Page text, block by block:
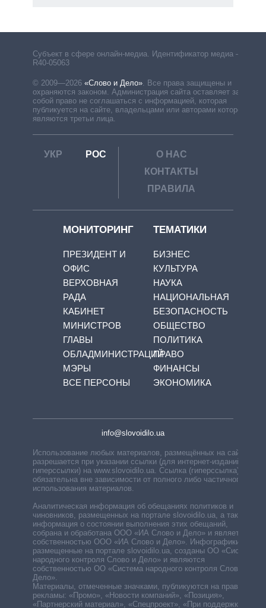
Субъект в сфере онлайн-медиа. Идентификатор медиа –
R40-05063
© 2009—2026 «Слово и Дело». Все права защищены и
охраняются законом. Администрация сайта оставляет за
собой право не соглашаться с информацией, которая
публикуется на сайте, владельцами или авторами которой
являются третьи лица.
УКР РОС
О НАС
КОНТАКТЫ
ПРАВИЛА
МОНИТОРИНГ
ПРЕЗИДЕНТ И
ОФИС
ВЕРХОВНАЯ
РАДА
КАБИНЕТ
МИНИСТРОВ
ГЛАВЫ
ОБЛАДМИНИСТРАЦИЙ
МЭРЫ
ВСЕ ПЕРСОНЫ
ТЕМАТИКИ
БИЗНЕС
КУЛЬТУРА
НАУКА
НАЦИОНАЛЬНАЯ
БЕЗОПАСНОСТЬ
ОБЩЕСТВО
ПОЛИТИКА
ПРАВО
ФИНАНСЫ
ЭКОНОМИКА
info@slovoidilo.ua
Использование любых материалов, размещённых на сайте,
разрешается при указании ссылки (для интернет-изданий —
гиперссылки) на www.slovoidilo.ua. Ссылка (гиперссылка)
обязательна вне зависимости от полного либо частичного
использования материалов.
Аналитическая информация об обещаниях политиков и
чиновников, размещенных на портале slovoidilo.ua, а также
информация о состоянии выполнения этих обещаний,
собрана и обработана ООО «ИА Слово и Дело» и является
собственностью ООО «ИА Слово и Дело». Инфографики,
размещенные на портале slovoidilo.ua, созданы ОО «Система
народного контроля Слово и Дело» и являются
собственностью ОО «Система народного контроля Слово и
Дело».
Материалы, отмеченные значками, публикуются на правах
рекламы: «Промо», «Новости компаний», «Позиция»,
«Партнерский материал», «Спецпроект», «При поддержке».